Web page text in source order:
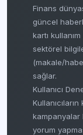
Finans
güncel
kartı
sektörel
(makale/
sağlar.
Kullanıcı
kampanyalar
yorum